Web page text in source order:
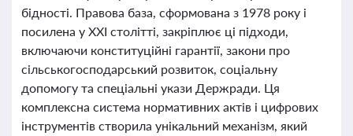
бідності. Правова база, сформована з 1978 року і
посилена у XXI столітті, закріплює ці підходи,
включаючи конституційні гарантії, закони про
сільськогосподарський розвиток, соціальну
допомогу та спеціальні укази Держради. Ця
комплексна система нормативних актів і цифрових
інструментів створила унікальний механізм, який